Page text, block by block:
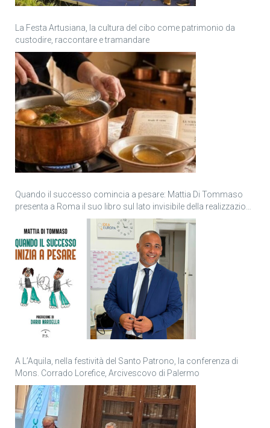
La Festa Artusiana, la cultura del cibo come patrimonio da
custodire, raccontare e tramandare
Quando il successo comincia a pesare: Mattia Di Tommaso
presenta a Roma il suo libro sul lato invisibile della realizzazione
A L’Aquila, nella festività del Santo Patrono, la conferenza di
Mons. Corrado Lorefice, Arcivescovo di Palermo